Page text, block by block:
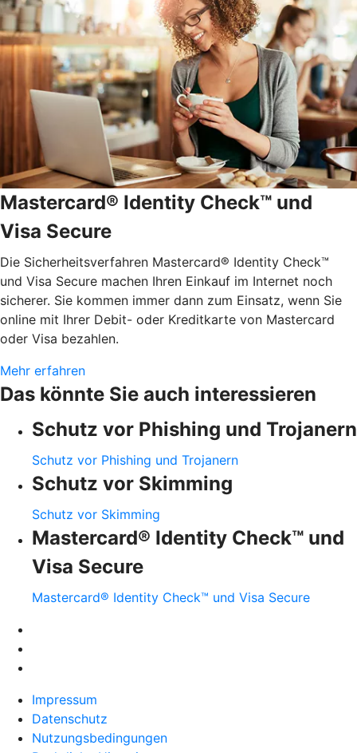
Mastercard® Identity Check™ und
Visa Secure
Die Sicherheitsverfahren Mastercard® Identity Check™
und Visa Secure machen Ihren Einkauf im Internet noch
sicherer. Sie kommen immer dann zum Einsatz, wenn Sie
online mit Ihrer Debit- oder Kreditkarte von Mastercard
oder Visa bezahlen.
Mehr erfahren
Das könnte Sie auch interessieren
Schutz vor Phishing und Trojanern
Schutz vor Phishing und Trojanern
Schutz vor Skimming
Schutz vor Skimming
Mastercard® Identity Check™ und
Visa Secure
Mastercard® Identity Check™ und Visa Secure
Impressum
Datenschutz
Nutzungsbedingungen